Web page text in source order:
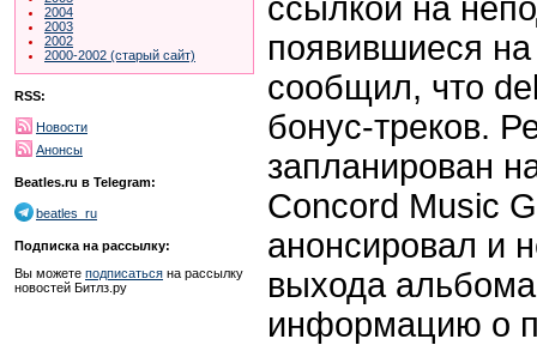
2004
2003
2002
2000-2002 (старый сайт)
RSS:
Новости
Анонсы
Beatles.ru в Telegram:
beatles_ru
Подписка на рассылку:
Вы можете подписаться на рассылку
новостей Битлз.ру
ссылкой на
появившиеся
сообщил, что
бонус-треков.
запланирован
Concord Music
анонсировал и
выхода
информацию о